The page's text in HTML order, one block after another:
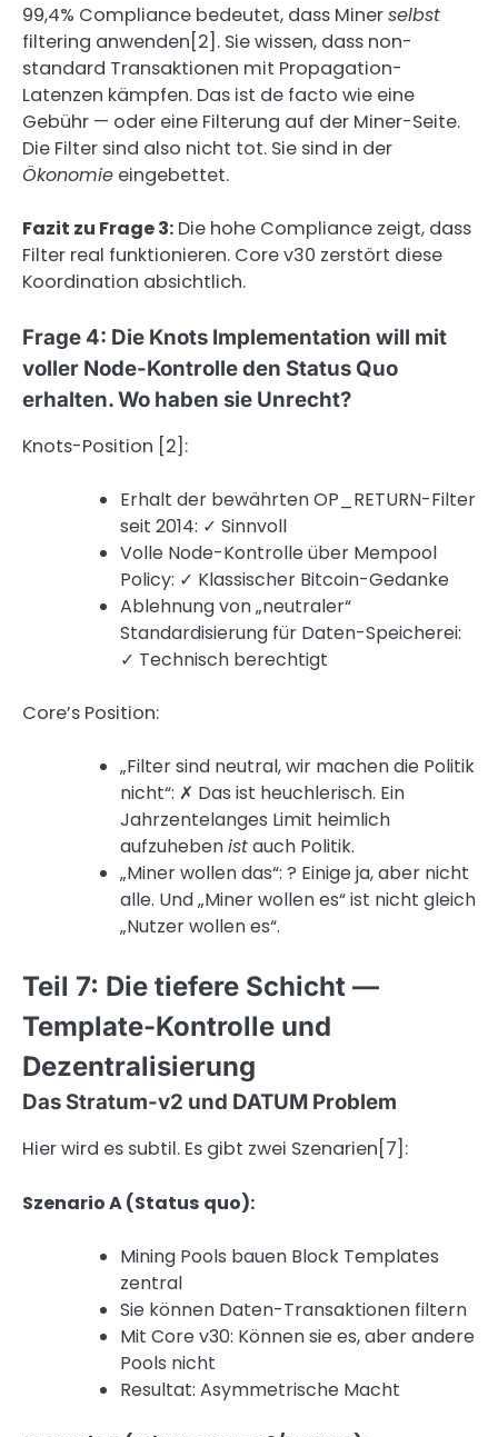
99,4% Compliance bedeutet, dass Minerselbst
filtering anwenden[2]. Sie wissen, dass non-
standard Transaktionen mit Propagation-
Latenzen kämpfen. Das ist de facto wie eine
Gebühr — oder eine Filterung auf der Miner-Seite.
Die Filter sind also nicht tot. Sie sind in der
Ökonomie eingebettet.
Fazit zu Frage 3: Die hohe Compliance zeigt, dass
Filter real funktionieren. Core v30 zerstört diese
Koordination absichtlich.
Frage 4: Die Knots Implementation will mit
voller Node-Kontrolle den Status Quo
erhalten. Wo haben sie Unrecht?
Knots-Position [2]:
Erhalt der bewährten OP_RETURN-Filter
seit 2014: ✓ Sinnvoll
Volle Node-Kontrolle über Mempool
Policy: ✓ Klassischer Bitcoin-Gedanke
Ablehnung von „neutraler“
Standardisierung für Daten-Speicherei:
✓ Technisch berechtigt
Core’s Position:
„Filter sind neutral, wir machen die Politik
nicht“: ✗ Das ist heuchlerisch. Ein
Jahrzentelanges Limit heimlich
aufzuhebenistauch Politik.
„Miner wollen das“: ? Einige ja, aber nicht
alle. Und „Miner wollen es“ ist nicht gleich
„Nutzer wollen es“.
Teil 7: Die tiefere Schicht —
Template-Kontrolle und
Dezentralisierung
Das Stratum-v2 und DATUM Problem
Hier wird es subtil. Es gibt zwei Szenarien[7]:
Szenario A (Status quo):
Mining Pools bauen Block Templates
zentral
Sie können Daten-Transaktionen filtern
Mit Core v30: Können sie es, aber andere
Pools nicht
Resultat: Asymmetrische Macht